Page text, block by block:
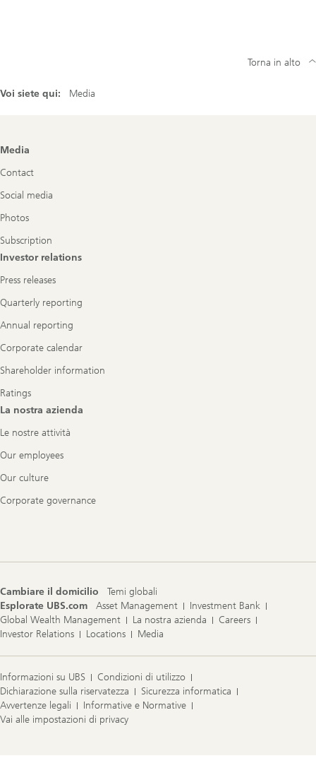
Voi siete qui: Media
Torna in alto
Footer
Media
Contact
Social media
Photos
Subscription
Investor relations
Press releases
Quarterly reporting
Annual reporting
Corporate calendar
Shareholder information
Ratings
La nostra azienda
Le nostre attività
Our employees
Our culture
Corporate governance
Cambiare il domicilio
Temi globali
Esplorate UBS.com
Asset Management
Investment Bank
Global Wealth Management
La nostra azienda
Careers
Investor Relations
Locations Media
Informazioni su UBS
Condizioni di utilizzo
Dichiarazione sulla riservatezza
Sicurezza informatica
Avvertenze legali
Informative e Normative
Vai alle impostazioni di privacy